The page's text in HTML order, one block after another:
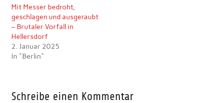
Mit Messer bedroht,
geschlagen und ausgeraubt
– Brutaler Vorfall in
Hellersdorf
2. Januar 2025
In "Berlin"
Schreibe einen Kommentar